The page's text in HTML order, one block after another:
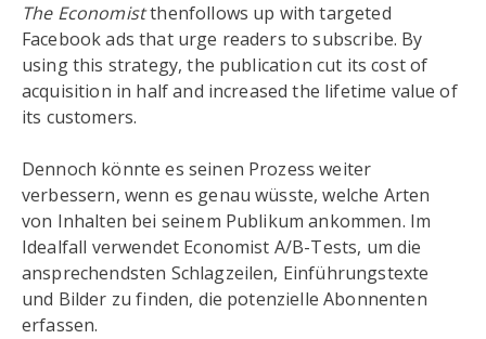
The Economistthenfollows up with targeted
Facebook ads that urge readers to subscribe. By
using this strategy, the publication cut its cost of
acquisition in half and increased the lifetime value of
its customers.
Dennoch könnte es seinen Prozess weiter
verbessern, wenn es genau wüsste, welche Arten
von Inhalten bei seinem Publikum ankommen. Im
Idealfall verwendet Economist A/B-Tests, um die
ansprechendsten Schlagzeilen, Einführungstexte
und Bilder zu finden, die potenzielle Abonnenten
erfassen.